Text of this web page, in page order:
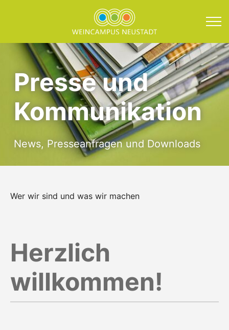
Presse und
Presse und
Kommunikation
News, Presseanfragen und Downloads
Wer wir sind und was wir machen
Herzlich
willkommen!